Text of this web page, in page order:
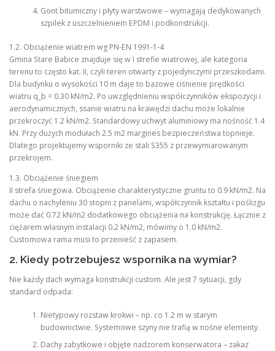
Gont bitumiczny i płyty warstwowe – wymagają dedykowanych
szpilek z uszczelnieniem EPDM i podkonstrukcji.
1.2. Obciążenie wiatrem wg PN-EN 1991-1-4
Gmina Stare Babice znajduje się w I strefie wiatrowej, ale kategoria
terenu to często kat. II, czyli teren otwarty z pojedynczymi przeszkodami.
Dla budynku o wysokości 10 m daje to bazowe ciśnienie prędkości
wiatru q_b = 0.30 kN/m2. Po uwzględnieniu współczynników ekspozycji i
aerodynamicznych, ssanie wiatru na krawędzi dachu może lokalnie
przekroczyć 1.2 kN/m2. Standardowy uchwyt aluminiowy ma nośność 1.4
kN. Przy dużych modułach 2.5 m2 margines bezpieczeństwa topnieje.
Dlatego projektujemy wsporniki ze stali S355 z przewymiarowanym
przekrojem.
1.3. Obciążenie śniegiem
II strefa śniegowa. Obciążenie charakterystyczne gruntu to 0.9 kN/m2. Na
dachu o nachyleniu 30 stopni z panelami, współczynnik kształtu i poślizgu
może dać 0.72 kN/m2 dodatkowego obciążenia na konstrukcję. Łącznie z
ciężarem własnym instalacji 0.2 kN/m2, mówimy o 1.0 kN/m2.
Customowa rama musi to przenieść z zapasem.
2. Kiedy potrzebujesz wspornika na wymiar?
Nie każdy dach wymaga konstrukcji custom. Ale jest 7 sytuacji, gdy
standard odpada:
Nietypowy rozstaw krokwi – np. co 1.2 m w starym
budownictwie. Systemowe szyny nie trafią w nośne elementy.
Dachy zabytkowe i objęte nadzorem konserwatora – zakaz